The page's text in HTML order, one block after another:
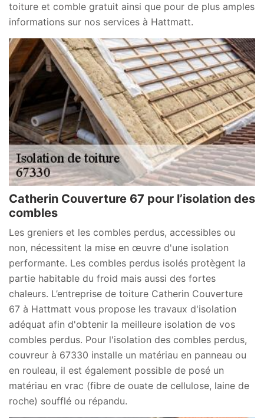
toiture et comble gratuit ainsi que pour de plus amples
informations sur nos services à Hattmatt.
Catherin Couverture 67 pour l’isolation des
combles
Les greniers et les combles perdus, accessibles ou
non, nécessitent la mise en œuvre d'une isolation
performante. Les combles perdus isolés protègent la
partie habitable du froid mais aussi des fortes
chaleurs. L’entreprise de toiture Catherin Couverture
67 à Hattmatt vous propose les travaux d'isolation
adéquat afin d'obtenir la meilleure isolation de vos
combles perdus. Pour l'isolation des combles perdus,
couvreur à 67330 installe un matériau en panneau ou
en rouleau, il est également possible de posé un
matériau en vrac (fibre de ouate de cellulose, laine de
roche) soufflé ou répandu.